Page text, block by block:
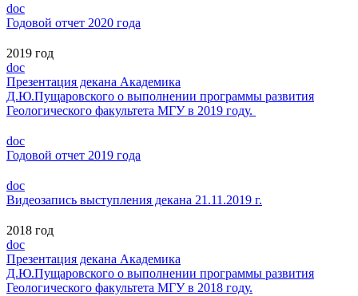
doc
Годовой отчет 2020 года
2019 год
doc
Презентация декана Академика
Д.Ю.Пущаровского о выполнении программы развития
Геологического факультета МГУ в 2019 году.
doc
Годовой отчет 2019 года
doc
Видеозапись выступления декана 21.11.2019 г.
2018 год
doc
Презентация декана Академика
Д.Ю.Пущаровского о выполнении программы развития
Геологического факультета МГУ в 2018 году.